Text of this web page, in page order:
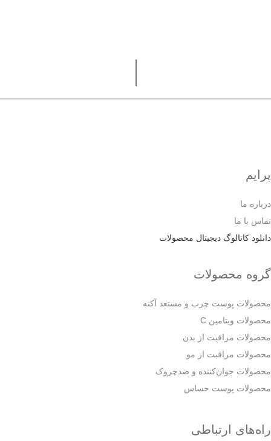
پرایم
درباره ما
تماس با ما
دانلود کاتالوگ دیجیتال محصولات
گروه محصولات
محصولات پوست چرب و مستعد آکنه
محصولات ویتامین C
محصولات مراقبت از بدن
محصولات مراقبت از مو
محصولات جوان‌کننده و ضدچروک
محصولات پوست حساس
راه‌های ارتباطی